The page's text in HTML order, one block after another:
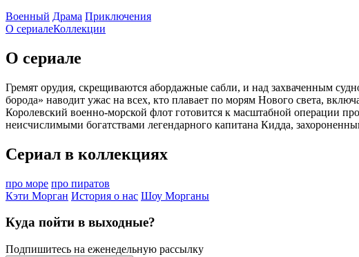
Военный Драма Приключения
О сериалеКоллекции
О сериале
Гремят орудия, скрещиваются абордажные сабли, и над захваченным
борода» наводит ужас на всех, кто плавает по морям Нового света,
Королевский военно-морской флот готовится к масштабной операции
неисчислимыми богатствами легендарного капитана Кидда,
Сериал в коллекциях
про море про пиратов
Кэти Морган История о нас Шоу Морганы
Куда пойти в выходные?
Подпишитесь на еженедельную рассылку